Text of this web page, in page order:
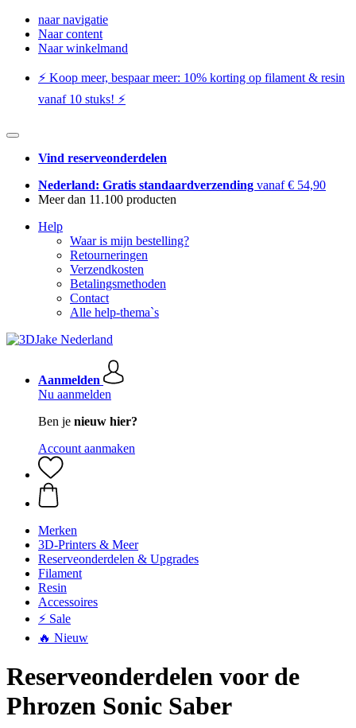
naar navigatie
Naar content
Naar winkelmand
⚡️ Koop meer, bespaar meer: ​​10% korting op filament & resin
vanaf 10 stuks! ⚡️
Vind reserveonderdelen
Nederland: Gratis standaardverzending vanaf € 54,90
Meer dan 11.100 producten
Help
Waar is mijn bestelling?
Retourneringen
Verzendkosten
Betalingsmethoden
Contact
Alle help-thema`s
Aanmelden
Nu aanmelden
Ben je nieuw hier?
Account aanmaken
Merken
3D-Printers & Meer
Reserveonderdelen & Upgrades
Filament
Resin
Accessoires
⚡ Sale
🔥 Nieuw
Reserveonderdelen voor de
Phrozen Sonic Saber